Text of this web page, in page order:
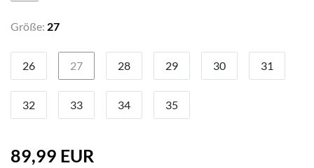
Größe: 27
26 27 28 29 30 31
32 33 34 35
89,99 EUR